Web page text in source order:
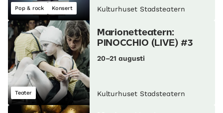
Pop & rock Konsert Kulturhuset Stadsteatern
Teater
Marionetteatern:
PINOCCHIO (LIVE) #3
20–21 augusti
Kulturhuset Stadsteatern